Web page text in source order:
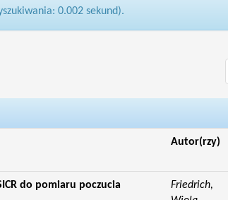
0.002 sekund).
Autor(rzy)
do pomiaru poczucia
Friedrich,